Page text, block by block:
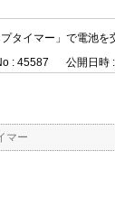
プタイマー」で電池
: 45587 公開日時
マー